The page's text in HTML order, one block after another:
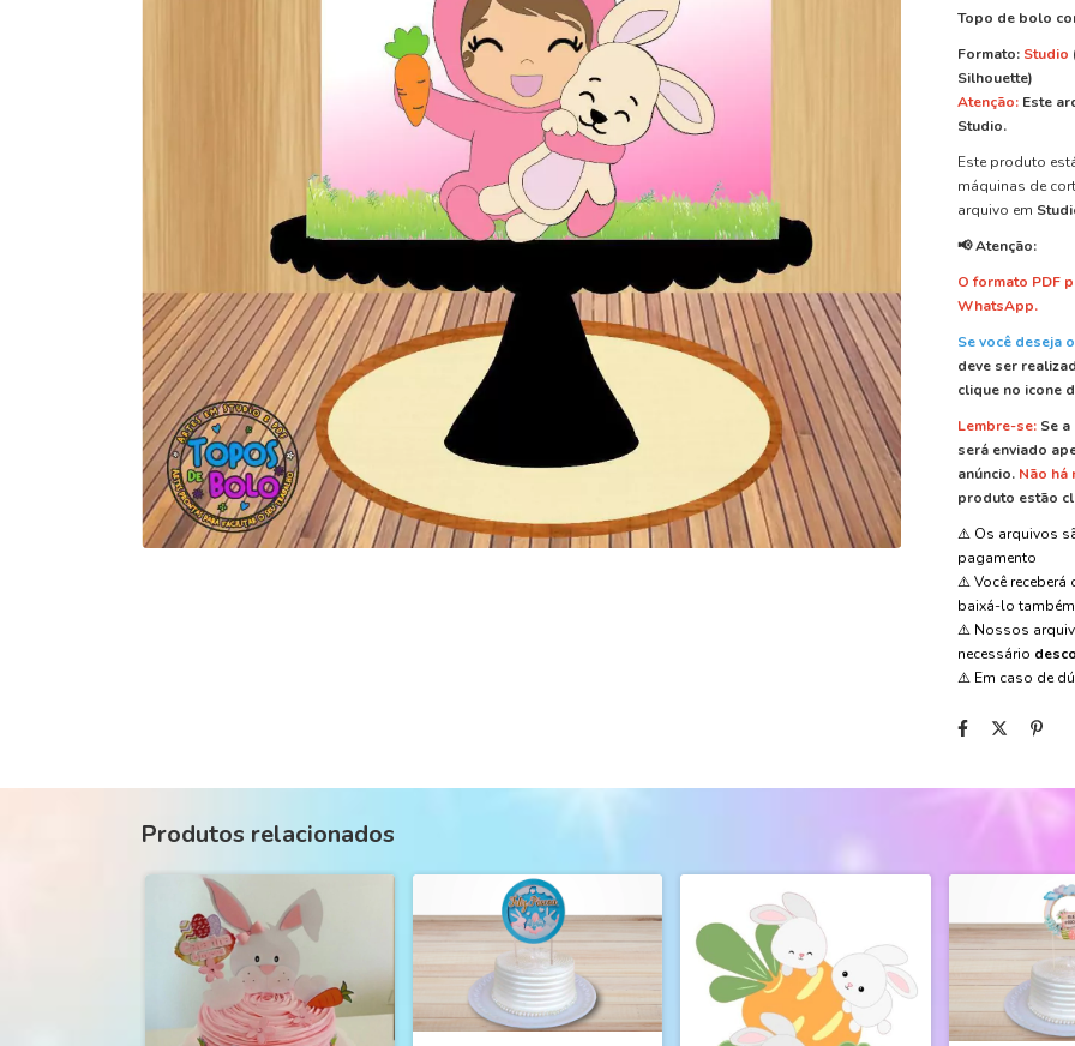
Topo de bolo
Formato: Studio
Silhouette)
Atenção: Este
Studio.
Este produto
máquinas de
arquivo em
📢 Atenção:
O formato PDF
WhatsApp.
Se você deseja
deve ser
clique no icone
Lembre-se: Se
será enviado
anúncio. Não há
produto estão
⚠️ Os arquivos
pagamento
⚠️ Você receberá
baixá-lo
⚠️ Nossos
necessário
⚠️ Em caso de
Produtos relacionados